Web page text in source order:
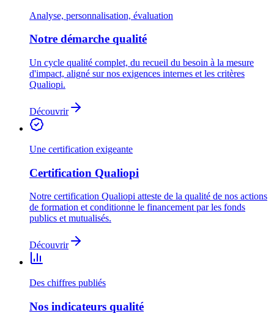
Analyse, personnalisation, évaluation
Notre démarche qualité
Un cycle qualité complet, du recueil du besoin à la mesure
d'impact, aligné sur nos exigences internes et les critères
Qualiopi.
Découvrir
Une certification exigeante
Certification Qualiopi
Notre certification Qualiopi atteste de la qualité de nos actions
de formation et conditionne le financement par les fonds
publics et mutualisés.
Découvrir
Des chiffres publiés
Nos indicateurs qualité